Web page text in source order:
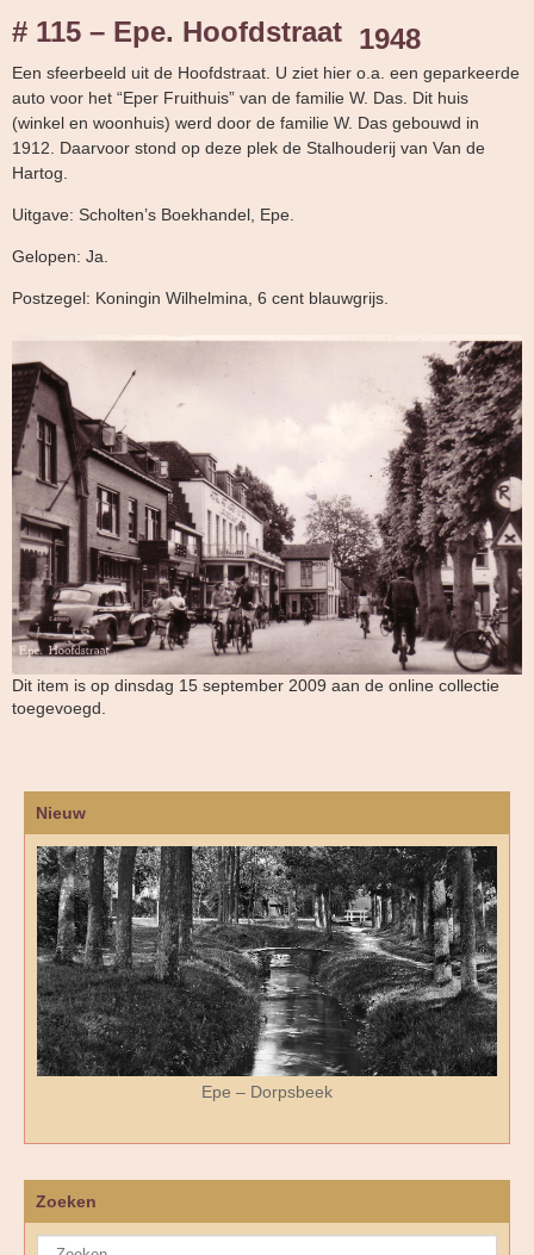
# 115 – Epe. Hoofdstraat 1948
Een sfeerbeeld uit de Hoofdstraat. U ziet hier o.a. een geparkeerde
auto voor het “Eper Fruithuis” van de familie W. Das. Dit huis
(winkel en woonhuis) werd door de familie W. Das gebouwd in
1912. Daarvoor stond op deze plek de Stalhouderij van Van de
Hartog.
Uitgave: Scholten’s Boekhandel, Epe.
Gelopen: Ja.
Postzegel: Koningin Wilhelmina, 6 cent blauwgrijs.
Dit item is op dinsdag 15 september 2009 aan de online collectie
toegevoegd.
Nieuw
Epe – Dorpsbeek
Zoeken